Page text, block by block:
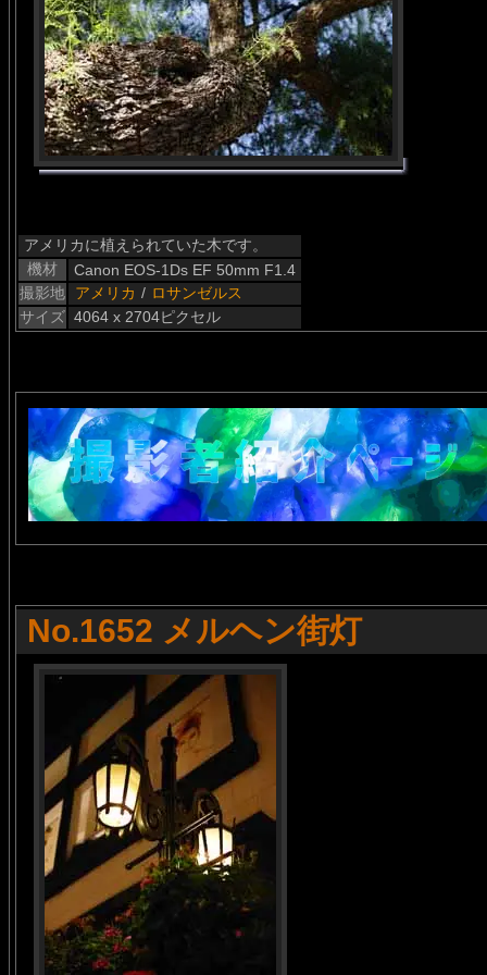
アメリカに植えられていた木です。
機材
Canon EOS-1Ds EF 50mm F1.4
撮影地
アメリカ / ロサンゼルス
サイズ 4064 x 2704ピクセル
No.1652 メルヘン街灯